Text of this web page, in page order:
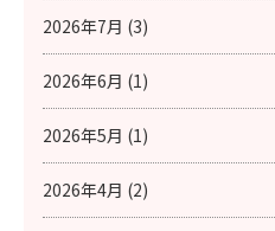
2026年7月 (3)
2026年6月 (1)
2026年5月 (1)
2026年4月 (2)